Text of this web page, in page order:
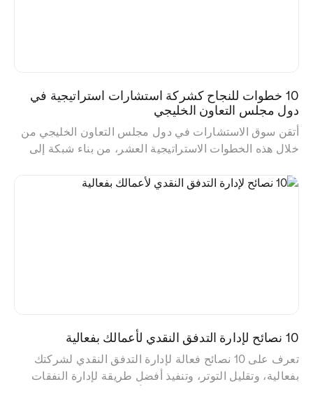
10 خطوات للنجاح كشركة استشارات استراتيجية في
دول مجلس التعاون الخليجي
أتقن سوق الاستشارات في دول مجلس التعاون الخليجي من
خلال هذه الخطوات الاستراتيجية العشر، من بناء شبكة إلى
10 نصائح لإدارة التدفق النقدي لأعمالك بفعالية
تعرف على 10 نصائح فعالة لإدارة التدفق النقدي لشركتك
بفعالية، وتقليل التوتر، وتنفيذ أفضل طريقة لإدارة النفقات